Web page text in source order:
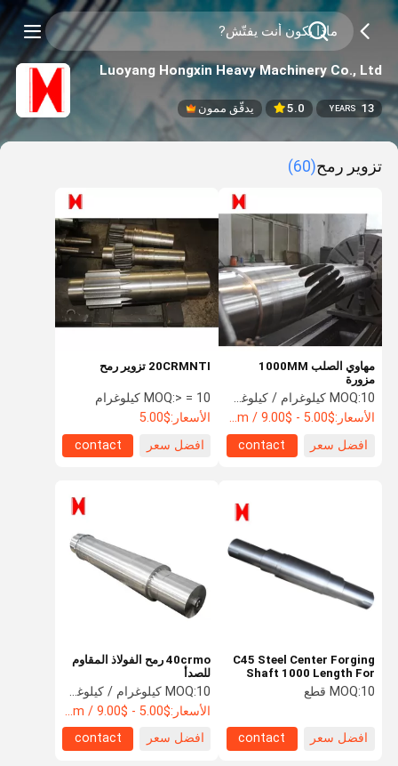
Luoyang Hongxin Heavy Machinery Co., Ltd
13
YEARS
5.0 يدقّق ممون
تزوير رمح(60)
20CRMNTI تزوير رمح
MOQ:> = 10 كيلوغرام
الأسعار:$5.00
افضل سعر
contact
مهاوي الصلب 1000MM
مزورة
MOQ:10 كيلوغرام / كيلوغرام
الأسعار:$5.00 - $9.00 / Kilogram
افضل سعر
contact
40crmo رمح الفولاذ المقاوم
للصدأ
MOQ:10 كيلوغرام / كيلوغرام
الأسعار:$5.00 - $9.00 / Kilogram
افضل سعر
contact
C45 Steel Center Forging
Shaft 1000 Length For
Mining Machinery
MOQ:10 قطع
افضل سعر contact